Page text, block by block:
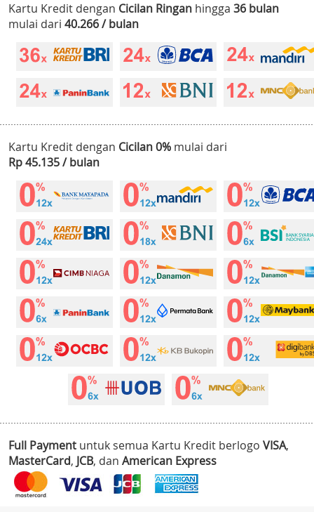
Kartu Kredit dengan Cicilan Ringan hingga 36 bulan
mulai dari 40.266 / bulan
Kartu Kredit dengan Cicilan 0% mulai dari
Rp 45.135 / bulan
Full Payment untuk semua Kartu Kredit berlogo VISA,
MasterCard, JCB, dan American Express